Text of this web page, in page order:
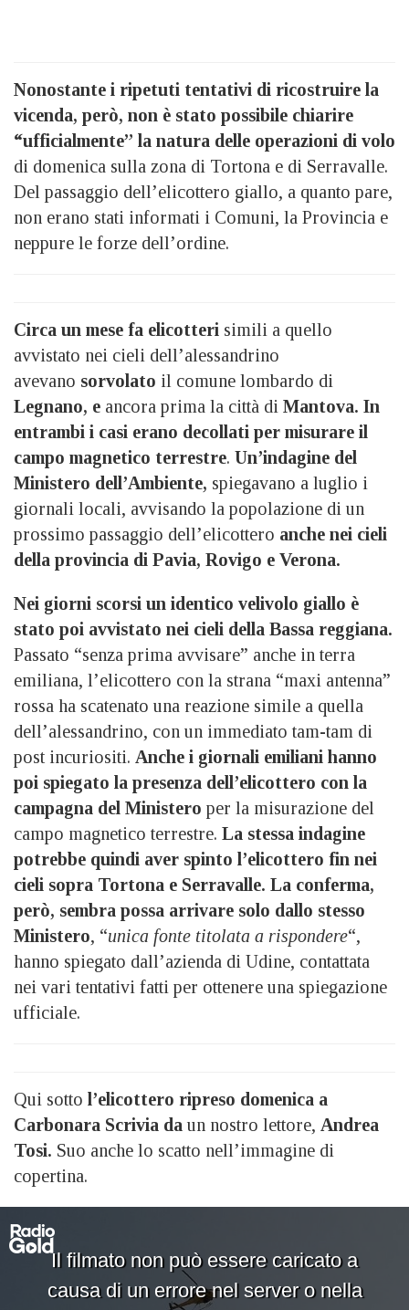
Nonostante i ripetuti tentativi di ricostruire la
vicenda, però, non è stato possibile chiarire
“ufficialmente” la natura delle operazioni di volo
di domenica sulla zona di Tortona e di Serravalle.
Del passaggio dell’elicottero giallo, a quanto pare,
non erano stati informati i Comuni, la Provincia e
neppure le forze dell’ordine.
Circa un mese fa elicotteri simili a quello
avvistato nei cieli dell’alessandrino
avevano sorvolato il comune lombardo di
Legnano, e ancora prima la città di Mantova. In
entrambi i casi erano decollati per misurare il
campo magnetico terrestre. Un’indagine del
Ministero dell’Ambiente, spiegavano a luglio i
giornali locali, avvisando la popolazione di un
prossimo passaggio dell’elicottero anche nei cieli
della provincia di Pavia, Rovigo e Verona.
Nei giorni scorsi un identico velivolo giallo è
stato poi avvistato nei cieli della Bassa reggiana.
Passato “senza prima avvisare” anche in terra
emiliana, l’elicottero con la strana “maxi antenna”
rossa ha scatenato una reazione simile a quella
dell’alessandrino, con un immediato tam-tam di
post incuriositi. Anche i giornali emiliani hanno
poi spiegato la presenza dell’elicottero con la
campagna del Ministero per la misurazione del
campo magnetico terrestre. La stessa indagine
potrebbe quindi aver spinto l’elicottero fin nei
cieli sopra Tortona e Serravalle. La conferma,
però, sembra possa arrivare solo dallo stesso
Ministero, “unica fonte titolata a rispondere“,
hanno spiegato dall’azienda di Udine, contattata
nei vari tentativi fatti per ottenere una spiegazione
ufficiale.
Qui sotto l’elicottero ripreso domenica a
Carbonara Scrivia da un nostro lettore, Andrea
Tosi. Suo anche lo scatto nell’immagine di
copertina.